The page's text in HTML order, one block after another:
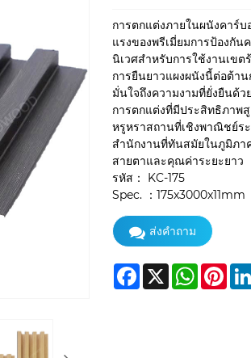
การตกแต่งภายในผนังคาร์
แรงของพรีเมี่ยมการป้องกั
นิเวศสำหรับการใช้งานเข
การยืนยาวแผงผนังนี้ต่อต้า
มั่นใจถึงความงามที่ยั่งยืนด้
การตกแต่งที่มีประสิทธิภาพ
หรูหราสถานที่เชิงพาณิชย์ร
สำนักงานที่ทันสมัยในภูมิภา
สายตาและคุณค่าระยะยาว
รหัส： KC-175
Spec. ：175x3000x11mm
ส่งคำถาม
Facebook
X